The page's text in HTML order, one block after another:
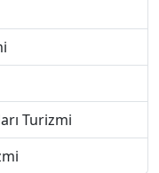
Turizmi